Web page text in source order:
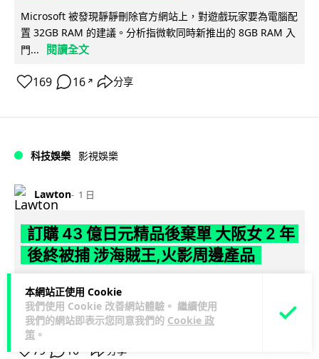
本網站正使用 Cookie
我們使用 Cookie 改善網站體驗。 繼續使用
我們的網站即表示您同意我們的 Cookie 政
策 。
Microsoft 被發現靜靜刪除官方網站上，對遊戲玩家要為電腦配
置 32GB RAM 的建議。分析指微軟同時新推出的 8GB RAM 入
門...
閱讀全文
169 16 ↗ 分享
科技娛樂 影視娛樂
Lawton 1 日
訂購 43 億日元精品後棄單 大阪女 2 年
後終被捕 涉海賊王,火影周邊產品
日本警視廳神田署 8 月 6 日公布，拘捕一名 32 歲大阪女子，
指她涉嫌在出版巨頭集英社旗下官方網店「JUMP
CHARACTERS ST... 閱讀全文
79 10 分享